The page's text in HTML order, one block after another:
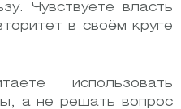
Чувствуете власть
в своём круге
использовать
а не решать вопрос